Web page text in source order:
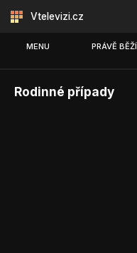
Vtelevizi.cz
MENU PRÁVĚ BĚŽÍ
Rodinné případy